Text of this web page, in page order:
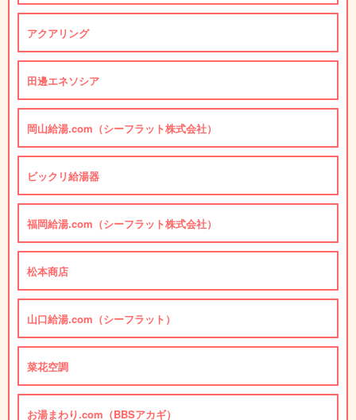
アクアリング
田邊エネソシア
岡山給湯.com（シーフラット株式会社）
ビックリ給湯器
福岡給湯.com（シーフラット株式会社）
松本商店
山口給湯.com（シーフラット）
菜花空調
お湯まわり.com（BBSアカギ）